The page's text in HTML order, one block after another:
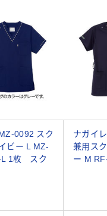
0092 スク
ビー L MZ-
L 1枚 スク
ナガイ
兼用ス
ー M